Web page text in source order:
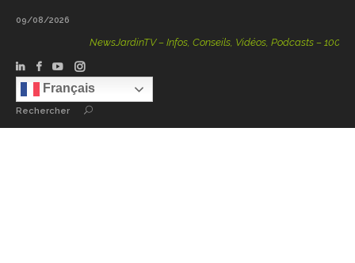
09/08/2026
NewsJardinTV – Infos, Conseils, Vidéos, Podcasts – 100 %
Français
Rechercher